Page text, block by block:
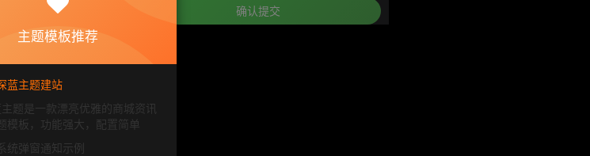
确认提交
主题模板推荐
蓝主题建站
主题是一款漂亮优雅的商城资讯
模板，功能强大，配置简单
统弹窗通知示例